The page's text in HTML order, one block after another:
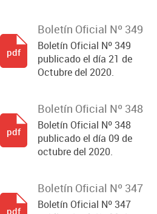
Boletín Oficial Nº 349
Boletín Oficial Nº 349
publicado el día 21 de
Octubre del 2020.
pdf
Boletín Oficial Nº 348
Boletín Oficial Nº 348
publicado el día 09 de
octubre del 2020.
pdf
Boletín Oficial Nº 347
Boletín Oficial Nº 347
pdf